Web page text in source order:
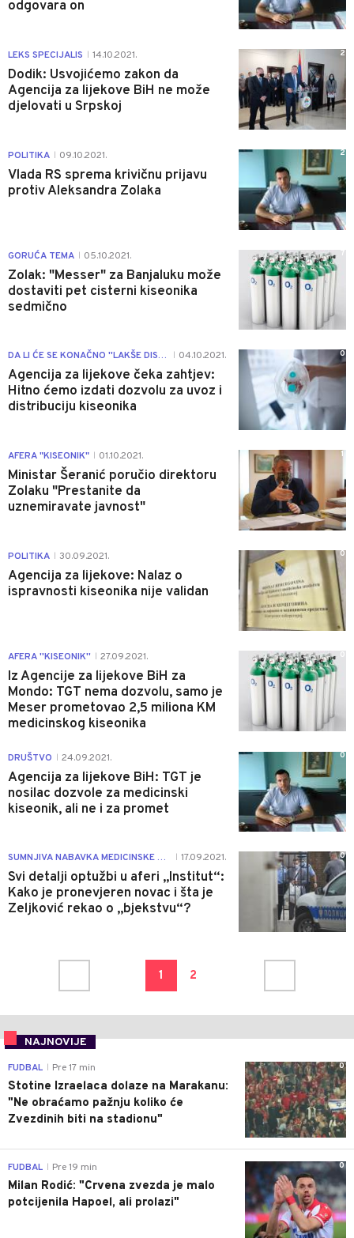
odgovara on
LEKS SPECIJALIS 14.10.2021.
Dodik: Usvojićemo zakon da
Agencija za lijekove BiH ne može
djelovati u Srpskoj
2
POLITIKA 09.10.2021.
Vlada RS sprema krivičnu prijavu
protiv Aleksandra Zolaka
2
GORUĆA TEMA 05.10.2021.
Zolak: "Messer" za Banjaluku može
dostaviti pet cisterni kiseonika
sedmično
7
DA LI ĆE SE KONAČNO ''LAKŠE DISATI'' 04.10.2021.
Agencija za lijekove čeka zahtjev:
Hitno ćemo izdati dozvolu za uvoz i
distribuciju kiseonika
0
AFERA "KISEONIK" 01.10.2021.
Ministar Šeranić poručio direktoru
Zolaku "Prestanite da
uznemiravate javnost"
1
POLITIKA 30.09.2021.
Agencija za lijekove: Nalaz o
ispravnosti kiseonika nije validan
0
AFERA ''KISEONIK'' 27.09.2021.
Iz Agencije za lijekove BiH za
Mondo: TGT nema dozvolu, samo je
Meser prometovao 2,5 miliona KM
medicinskog kiseonika
0
DRUŠTVO 24.09.2021.
Agencija za lijekove BiH: TGT je
nosilac dozvole za medicinski
kiseonik, ali ne i za promet
0
SUMNJIVA NABAVKA MEDICINSKE OPREME 17.09.2021.
Svi detalji optužbi u aferi „Institut“:
Kako je pronevjeren novac i šta je
Zeljković rekao o „bjekstvu“?
0
1 2
NAJNOVIJE
0
FUDBAL Pre 17 min
Stotine Izraelaca dolaze na Marakanu:
"Ne obraćamo pažnju koliko će
Zvezdinih biti na stadionu"
0
FUDBAL Pre 19 min
Milan Rodić: "Crvena zvezda je malo
potcijenila Hapoel, ali prolazi"